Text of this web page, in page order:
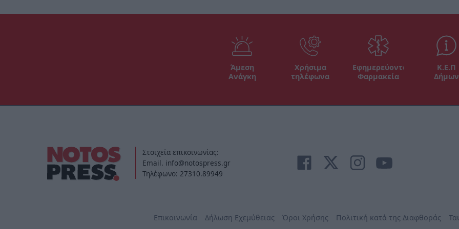
Άμεση
Ανάγκη
Χρήσιμα
τηλέφωνα
Εφημερεύοντα
Φαρμακεία
Κ.Ε.Π
Δήμων
Στοιχεία επικοινωνίας:
Email. info@notospress.gr
Τηλέφωνο: 27310.89949
Επικοινωνία Δήλωση Εχεμύθειας Όροι Χρήσης Πολιτική κατά της Διαφθοράς